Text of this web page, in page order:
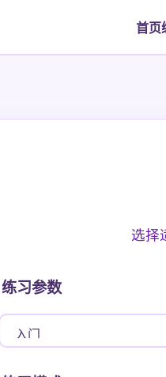
首页
选择
练习参数